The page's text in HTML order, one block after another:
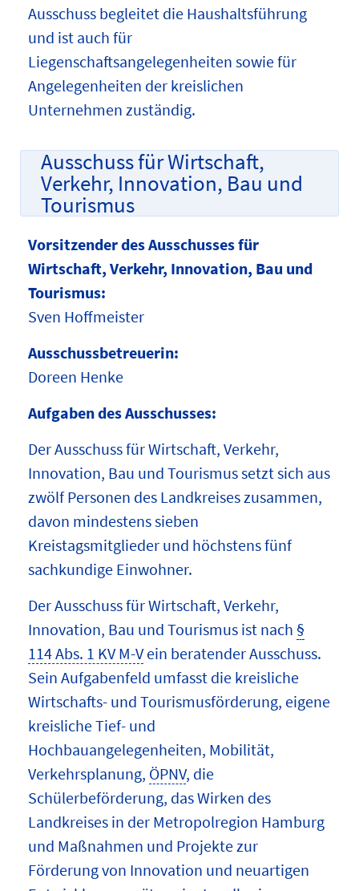
Ausschuss begleitet die Haushaltsführung
und ist auch für
Liegenschaftsangelegenheiten sowie für
Angelegenheiten der kreislichen
Unternehmen zuständig.
Ausschuss für Wirtschaft,
Verkehr, Innovation, Bau und
Tourismus
Vorsitzender des Ausschusses für
Wirtschaft, Verkehr, Innovation, Bau und
Tourismus:
Sven Hoffmeister
Ausschussbetreuerin:
Doreen Henke
Aufgaben des Ausschusses:
Der Ausschuss für Wirtschaft, Verkehr,
Innovation, Bau und Tourismus setzt sich aus
zwölf Personen des Landkreises zusammen,
davon mindestens sieben
Kreistagsmitglieder und höchstens fünf
sachkundige Einwohner.
Der Ausschuss für Wirtschaft, Verkehr,
Innovation, Bau und Tourismus ist nach §
114 Abs. 1 KV M-Vein beratender Ausschuss.
Sein Aufgabenfeld umfasst die kreisliche
Wirtschafts- und Tourismusförderung, eigene
kreisliche Tief- und
Hochbauangelegenheiten, Mobilität,
Verkehrsplanung, ÖPNV, die
Schülerbeförderung, das Wirken des
Landkreises in der Metropolregion Hamburg
und Maßnahmen und Projekte zur
Förderung von Innovation und neuartigen